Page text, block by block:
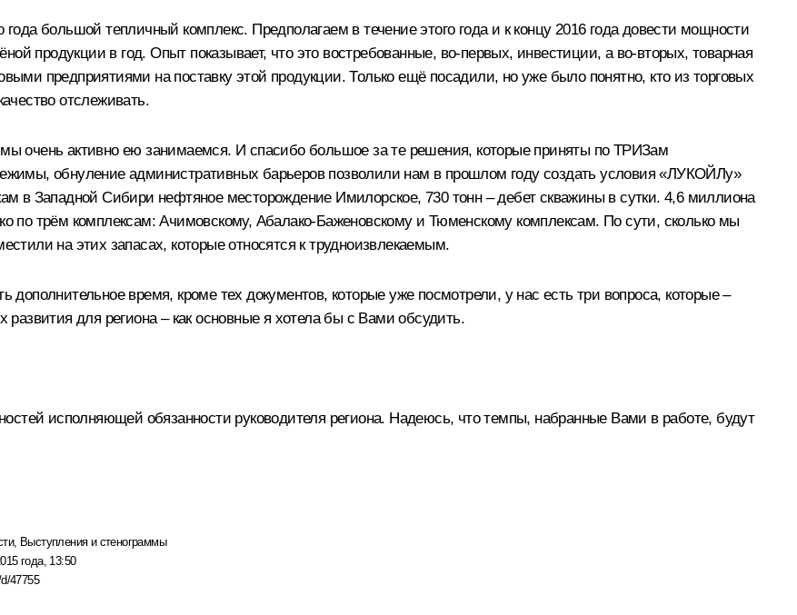
большой тепличный комплекс. Предполагаем в течение этого года и к концу 2016 года довести мощности
продукции в год. Опыт показывает, что это востребованные, во‑первых, инвестиции, а во‑вторых, товарная
предприятиями на поставку этой продукции. Только ещё посадили, но уже было понятно, кто из торговых
отслеживать.
очень активно ею занимаемся. И спасибо большое за те решения, которые приняты по ТРИЗам
обнуление административных барьеров позволили нам в прошлом году создать условия «ЛУКОЙЛу»
в Западной Сибири нефтяное месторождение Имилорское, 730 тонн – дебет скважины в сутки. 4,6 миллиона
по трём комплексам: Ачимовскому, Абалако-Баженовскому и Тюменскому комплексам. По сути, сколько мы
на этих запасах, которые относятся к трудноизвлекаемым.
время, кроме тех документов, которые уже посмотрели, у нас есть три вопроса, которые –
для региона – как основные я хотела бы с Вами обсудить.
исполняющей обязанности руководителя региона. Надеюсь, что темпы, набранные Вами в работе, будут
, Выступления и стенограммы
года, 13:50
47755